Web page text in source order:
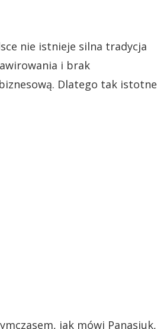
nie istnieje silna tradycja
i brak
Dlatego tak istotne
jak mówi Panasiuk,